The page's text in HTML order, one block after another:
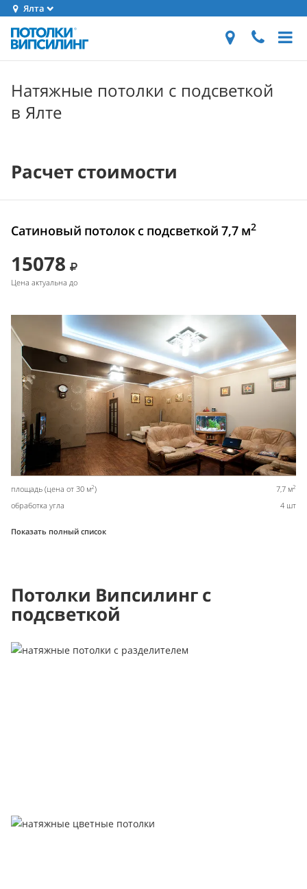
Ялта
Натяжные потолки с подсветкой
в Ялте
Расчет стоимости
Сатиновый потолок с подсветкой 7,7 м2
15078
Цена актуальна до
площадь (цена от 30 м2) 7,7 м2
обработка угла 4 шт
Показать полный список
Потолки Випсилинг с
подсветкой